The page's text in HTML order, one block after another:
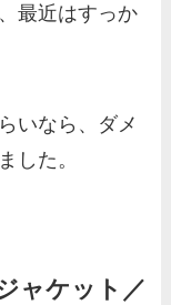
最近はすっか
いなら、ダメ
した。
ャケット／